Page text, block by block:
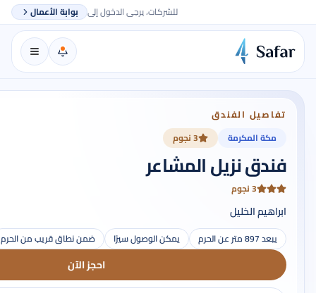
للشركات، يرجى الدخول إلى بوابة الأعمال
تفاصيل الفندق
مكة المكرمة
3 نجوم
فندق نزيل المشاعر
3 نجوم
ابراهيم الخليل
يبعد 897 متر عن الحرم يمكن الوصول سيرًا ضمن نطاق قريب من الحرم
احجز الآن